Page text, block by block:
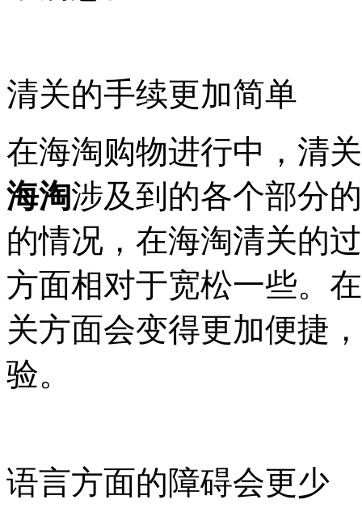
清关的手续更加简单
在海淘购物进行中，清
海淘涉及到的各个部分
的情况，在海淘清关的
方面相对于宽松一些。
关方面会变得更加便捷
验。
语言方面的障碍会更少